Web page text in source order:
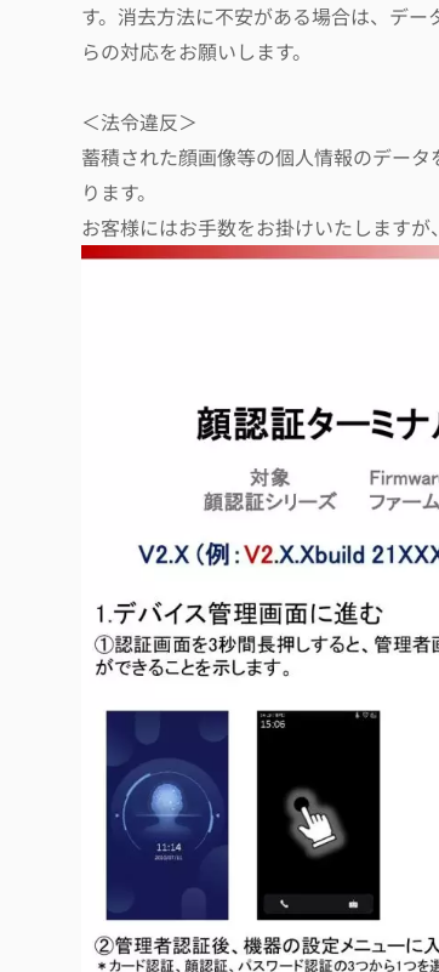
す。消去方法に不安がある場合は、デ
らの対応をお願いします。
＜法令違反＞
蓄積された顔画像等の個人情報のデー
ります。
お客様にはお手数をお掛けいたしますが